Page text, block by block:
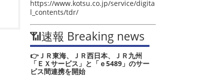
https://www.kotsu.co.jp/service/digita
l_contents/tdr/
📶速報 Breaking news
👉ＪＲ東海、ＪＲ西日本、ＪＲ九州
「ＥＸサービス」と「ｅ5489」のサー
ビス間連携を開始